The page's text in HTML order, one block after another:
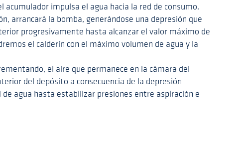
impulsa el agua hacia la red de consumo.
arrancará la bomba, generándose una depresión que
progresivamente hasta alcanzar el valor máximo de
el calderín con el máximo volumen de agua y la
el aire que permanece en la cámara del
del depósito a consecuencia de la depresión
agua hasta estabilizar presiones entre aspiración e